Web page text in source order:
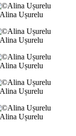
Ușurelu
Ușurelu
Ușurelu
Ușurelu
Ușurelu